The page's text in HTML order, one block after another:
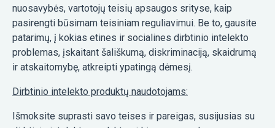
nuosavybės, vartotojų teisių apsaugos srityse, kaip
pasirengti būsimam teisiniam reguliavimui. Be to, gausite
patarimų, į kokias etines ir socialines dirbtinio intelekto
problemas, įskaitant šališkumą, diskriminaciją, skaidrumą
ir atskaitomybę, atkreipti ypatingą dėmesį.
Dirbtinio intelekto produktų naudotojams:
Išmoksite suprasti savo teises ir pareigas, susijusias su